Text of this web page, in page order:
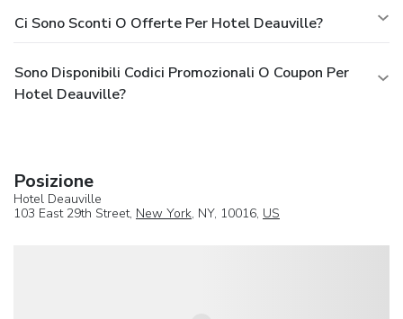
Ci Sono Sconti O Offerte Per Hotel Deauville?
Sono Disponibili Codici Promozionali O Coupon Per
Hotel Deauville?
Posizione
Hotel Deauville
103 East 29th Street, New York, NY, 10016, US